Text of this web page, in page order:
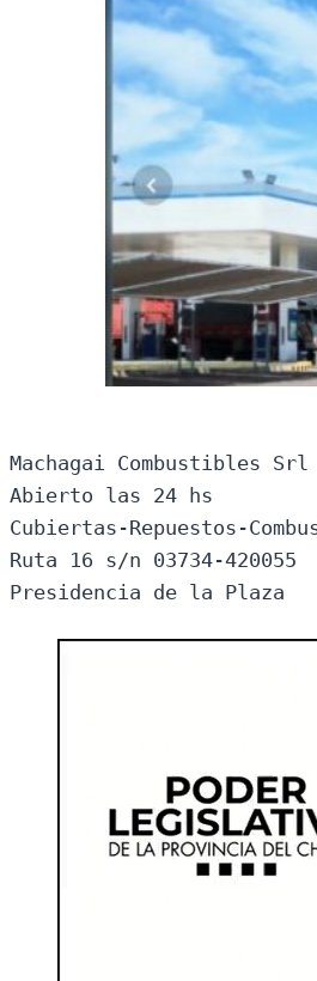
Machagai Combustibles Srl
Abierto las 24 hs
Cubiertas-Repuestos-
Ruta 16 s/n 03734-420055
Presidencia de la Plaza